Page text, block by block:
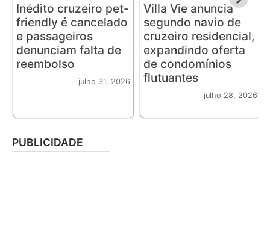
Inédito cruzeiro pet-
friendly é cancelado
e passageiros
denunciam falta de
reembolso
julho 31, 2026
Villa Vie anuncia
segundo navio de
cruzeiro residencial,
expandindo oferta
de condomínios
flutuantes
julho 28, 2026
PUBLICIDADE